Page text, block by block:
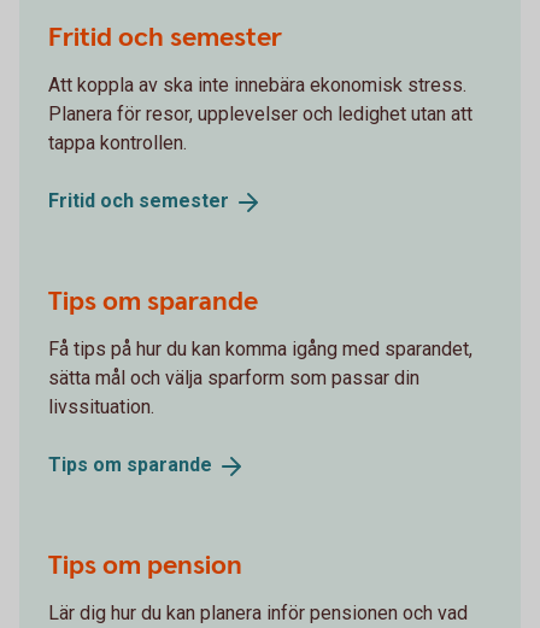
Fritid och semester
Att koppla av ska inte innebära ekonomisk stress.
Planera för resor, upplevelser och ledighet utan att
tappa kontrollen.
Fritid och semester
Tips om sparande
Få tips på hur du kan komma igång med sparandet,
sätta mål och välja sparform som passar din
livssituation.
Tips om sparande
Tips om pension
Lär dig hur du kan planera inför pensionen och vad